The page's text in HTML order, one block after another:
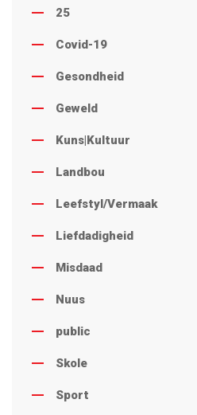
25
Covid-19
Gesondheid
Geweld
Kuns|Kultuur
Landbou
Leefstyl/Vermaak
Liefdadigheid
Misdaad
Nuus
public
Skole
Sport